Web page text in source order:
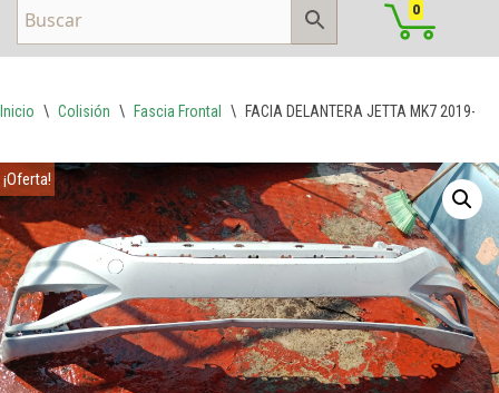
0
Inicio \ Colisión \ Fascia Frontal \ FACIA DELANTERA JETTA MK7 2019-
¡Oferta!